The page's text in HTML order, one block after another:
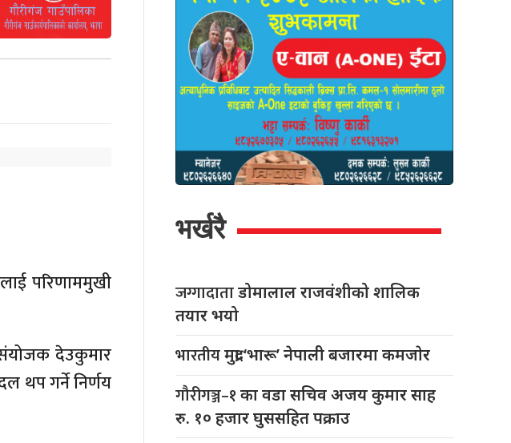
परिणाममुखी
देउकुमार
थप गर्ने निर्णय
भर्खरै
जग्गादाताडोमालाल राजवंशीको शालिक
तयार भयो
भारतीयमुद्रा ‘भारू’ नेपाली बजारमा कमजाेर
गौरीगञ्ज–१का वडा सचिव अजय कुमार साह
रु. १० हजार घुससहित पक्राउ